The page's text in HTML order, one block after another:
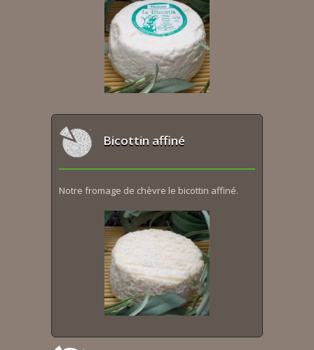
Bicottin affiné
Notre fromage de chèvre le bicottin affiné.